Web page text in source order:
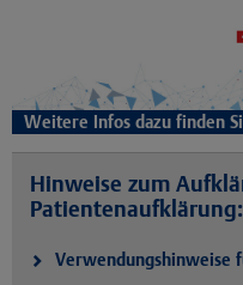
Weitere Infos dazu finden
Hinweise zum
Patientenaufklärung:
Verwendungshinweise